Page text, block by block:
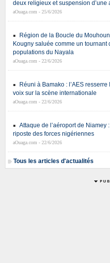
deux religieux et suspension
aOuaga.com - 25/6/2026
Région de la Boucle du
Kougny saluée comme un
populations du Nayala
aOuaga.com - 22/6/2026
Réuni à Bamako : l’AES
voix sur la scène internationale
aOuaga.com - 22/6/2026
Attaque de l’aéroport de Niamey
riposte des forces nigériennes
aOuaga.com - 22/6/2026
Tous les articles d'actualités